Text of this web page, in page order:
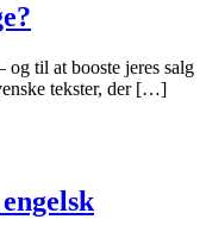
til at booste jeres salg
tekster, der […]